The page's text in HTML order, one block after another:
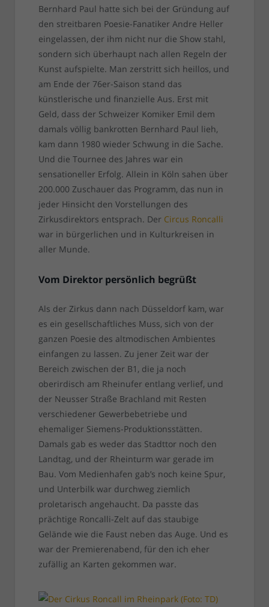
Bernhard Paul hatte sich bei der Gründung auf
den streitbaren Poesie-Fanatiker Andre Heller
eingelassen, der ihm nicht nur die Show stahl,
sondern sich überhaupt nach allen Regeln der
Kunst aufspielte. Man zerstritt sich heillos, und
am Ende der 76er-Saison stand das
künstlerische und finanzielle Aus. Erst mit
Geld, dass der Schweizer Komiker Emil dem
damals völlig bankrotten Bernhard Paul lieh,
kam dann 1980 wieder Schwung in die Sache.
Und die Tournee des Jahres war ein
sensationeller Erfolg. Allein in Köln sahen über
200.000 Zuschauer das Programm, das nun in
jeder Hinsicht den Vorstellungen des
Zirkusdirektors entsprach. Der Circus Roncalli
war in bürgerlichen und in Kulturkreisen in
aller Munde.
Vom Direktor persönlich begrüßt
Als der Zirkus dann nach Düsseldorf kam, war
es ein gesellschaftliches Muss, sich von der
ganzen Poesie des altmodischen Ambientes
einfangen zu lassen. Zu jener Zeit war der
Bereich zwischen der B1, die ja noch
oberirdisch am Rheinufer entlang verlief, und
der Neusser Straße Brachland mit Resten
verschiedener Gewerbebetriebe und
ehemaliger Siemens-Produktionsstätten.
Damals gab es weder das Stadttor noch den
Landtag, und der Rheinturm war gerade im
Bau. Vom Medienhafen gab’s noch keine Spur,
und Unterbilk war durchweg ziemlich
proletarisch angehaucht. Da passte das
prächtige Roncalli-Zelt auf das staubige
Gelände wie die Faust neben das Auge. Und es
war der Premierenabend, für den ich eher
zufällig an Karten gekommen war.